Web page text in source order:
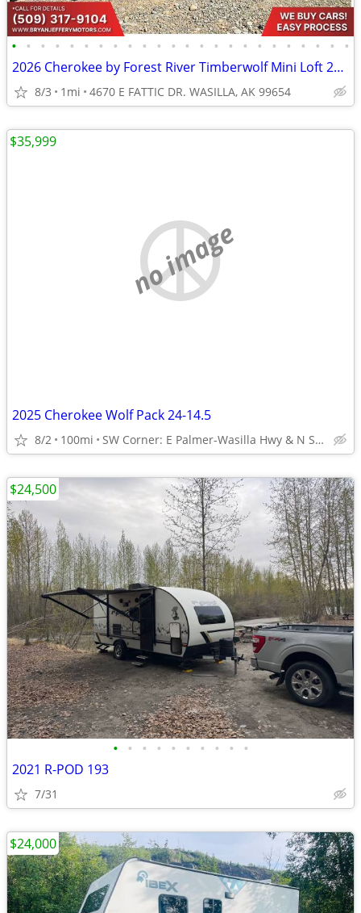
• • • • • • • • • • • • • • • • • • • • • • • •
2026 Cherokee by Forest River Timberwolf Mini Loft 20OGBL - $786/mo
8/3 1mi 4670 E FATTIC DR. WASILLA, AK 99654
no image
2025 Cherokee Wolf Pack 24-14.5
8/2 100mi SW Corner: E Palmer-Wasilla Hwy & N Seward Meridian Pkwy
$35,999
• • • • • • • • • •
2021 R-POD 193
7/31
$24,500
$24,000